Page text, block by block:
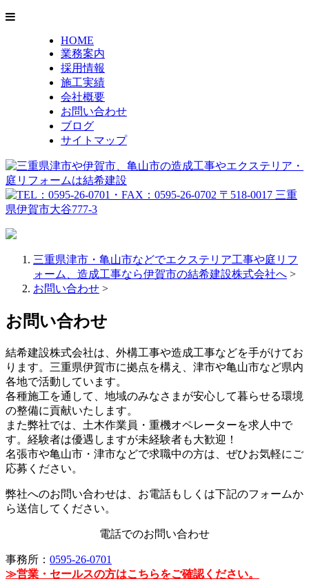
HOME
業務案内
採用情報
施工実績
会社概要
お問い合わせ
ブログ
サイトマップ
三重県津市・亀山市などでエクステリア工事や庭リフ
ォーム、造成工事なら伊賀市の結希建設株式会社へ >
お問い合わせ >
お問い合わせ
結希建設株式会社は、外構工事や造成工事などを手がけてお
ります。三重県伊賀市に拠点を構え、津市や亀山市など県内
各地で活動しています。
各種施工を通して、地域のみなさまが安心して暮らせる環境
の整備に貢献いたします。
また弊社では、土木作業員・重機オペレーターを求人中で
す。経験者は優遇しますが未経験者も大歓迎！
名張市や亀山市・津市などで求職中の方は、ぜひお気軽にご
応募ください。
弊社へのお問い合わせは、お電話もしくは下記のフォームか
ら送信してください。
電話でのお問い合わせ
事務所： 0595-26-0701
≫営業・セールスの方はこちらをご確認ください。